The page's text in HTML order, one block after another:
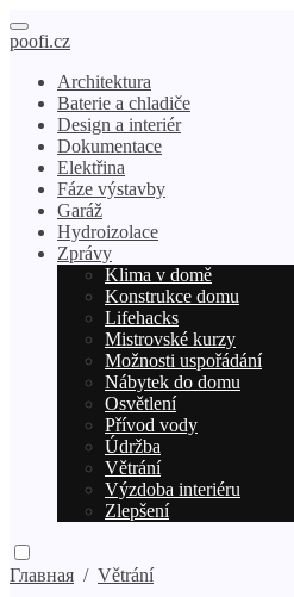
poofi.cz
Architektura
Baterie a chladiče
Design a interiér
Dokumentace
Elektřina
Fáze výstavby
Garáž
Hydroizolace
Zprávy
Klima v domě
Konstrukce domu
Lifehacks
Mistrovské kurzy
Možnosti uspořádání
Nábytek do domu
Osvětlení
Přívod vody
Údržba
Větrání
Výzdoba interiéru
Zlepšení
Главная / Větrání